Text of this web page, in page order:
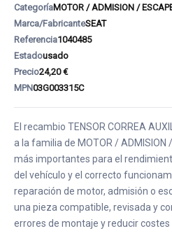
CategoríaMOTOR / ADMISION /
Marca/FabricanteSEAT
Referencia1040485
Estadousado
Precio24,20 €
MPN03G003315C
El recambio TENSOR CORREA
a la familia de MOTOR / ADMISION
más importantes para el
del vehículo y el correcto
reparación de motor, admisión o
una pieza compatible, revisada y
errores de montaje y reducir costes